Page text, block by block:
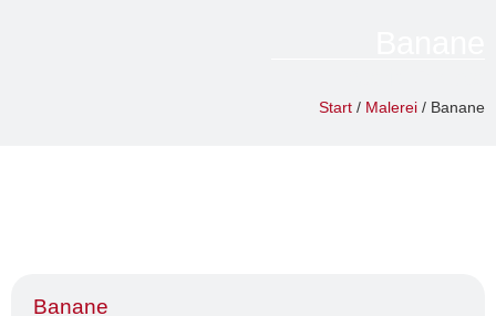
Start / Malerei / Banane
Banane